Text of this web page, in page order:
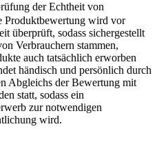
der Echtheit von
Produktbewertung wird vor
überprüft, sodass sichergestellt
Verbrauchern stammen,
auch tatsächlich erworben
händisch und persönlich durch
Abgleichs der Bewertung mit
statt, sodass ein
zur notwendigen
wird.